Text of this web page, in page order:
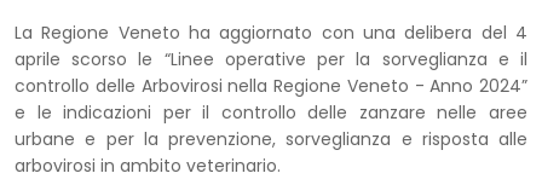
La Regione Veneto ha aggiornato con una delibera del 4
aprile scorso le “Linee operative per la sorveglianza e il
controllo delle Arbovirosi nella Regione Veneto - Anno 2024”
e le indicazioni per il controllo delle zanzare nelle aree
urbane e per la prevenzione, sorveglianza e risposta alle
arbovirosi in ambito veterinario.